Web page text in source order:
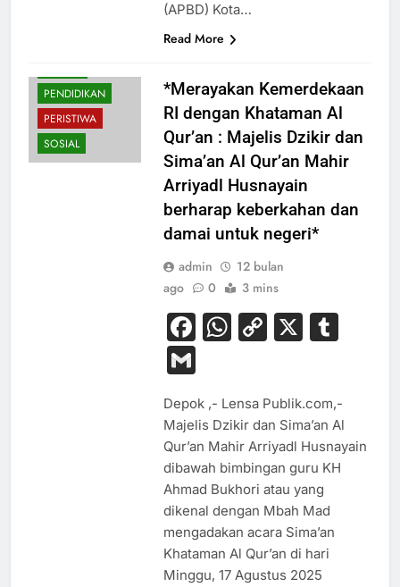
(APBD) Kota…
Read More
PENDIDIKAN
PERISTIWA
SOSIAL
*Merayakan Kemerdekaan
RI dengan Khataman Al
Qur’an : Majelis Dzikir dan
Sima’an Al Qur’an Mahir
Arriyadl Husnayain
berharap keberkahan dan
damai untuk negeri*
admin
12 bulan
ago
0 3 mins
Facebook
WhatsApp
Copy
X
Gmail
Depok ,- Lensa Publik.com,-
Majelis Dzikir dan Sima’an Al
Qur’an Mahir Arriyadl Husnayain
dibawah bimbingan guru KH
Ahmad Bukhori atau yang
dikenal dengan Mbah Mad
mengadakan acara Sima’an
Khataman Al Qur’an di hari
Minggu, 17 Agustus 2025